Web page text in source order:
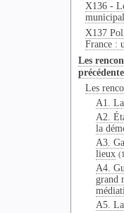
X136 -
X137
France :
Les
Les
A1.
A2.
la
A3.
lieux
A4.
grand
A5. La